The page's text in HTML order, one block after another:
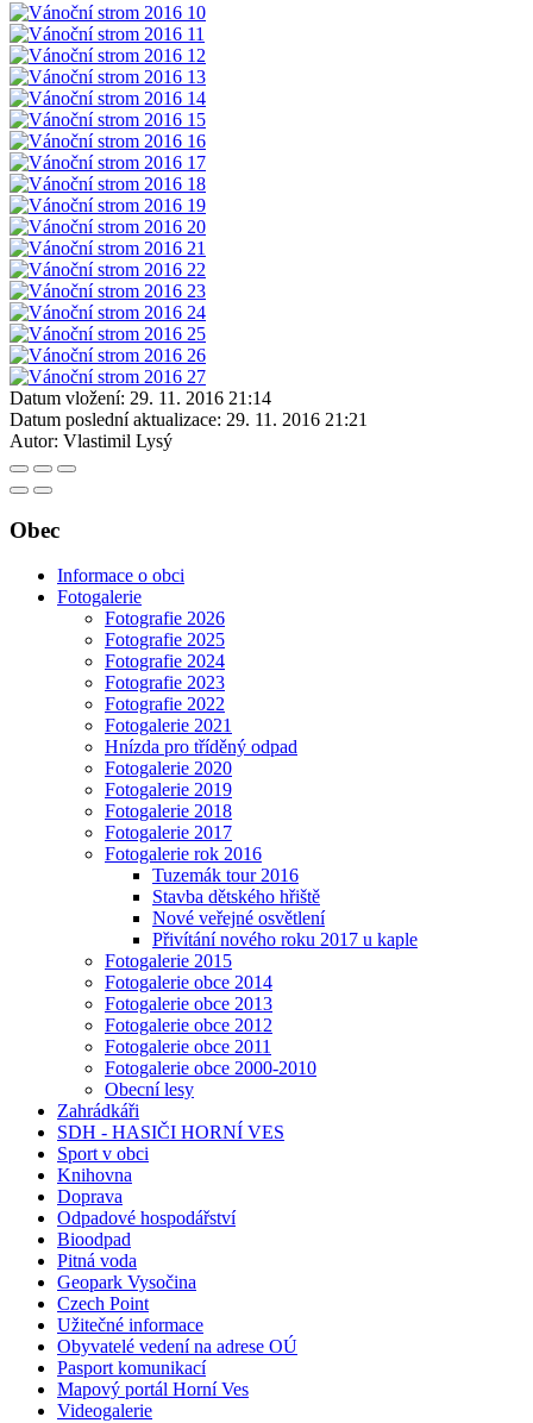
Datum vložení: 29. 11. 2016 21:14
Datum poslední aktualizace: 29. 11. 2016 21:21
Autor: Vlastimil Lysý
Obec
Informace o obci
Fotogalerie
Fotografie 2026
Fotografie 2025
Fotografie 2024
Fotografie 2023
Fotografie 2022
Fotogalerie 2021
Hnízda pro tříděný odpad
Fotogalerie 2020
Fotogalerie 2019
Fotogalerie 2018
Fotogalerie 2017
Fotogalerie rok 2016
Tuzemák tour 2016
Stavba dětského hřiště
Nové veřejné osvětlení
Přivítání nového roku 2017 u kaple
Fotogalerie 2015
Fotogalerie obce 2014
Fotogalerie obce 2013
Fotogalerie obce 2012
Fotogalerie obce 2011
Fotogalerie obce 2000-2010
Obecní lesy
Zahrádkáři
SDH - HASIČI HORNÍ VES
Sport v obci
Knihovna
Doprava
Odpadové hospodářství
Bioodpad
Pitná voda
Geopark Vysočina
Czech Point
Užitečné informace
Obyvatelé vedení na adrese OÚ
Pasport komunikací
Mapový portál Horní Ves
Videogalerie